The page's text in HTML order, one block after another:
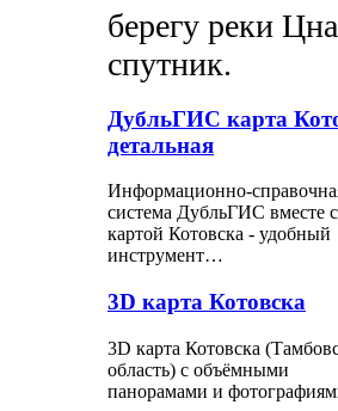
берегу реки
спутник.
ДубльГИС карта
детальная
Информационно-
система ДубльГИС вместе с
картой Котовска - удобный
инструмент…
3D карта Котовска
3D карта Котовска
область) с объёмными
панорамами и